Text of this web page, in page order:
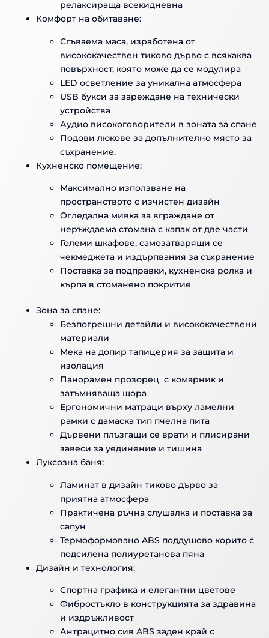
релаксираща всекидневна
Комфорт на обитаване:
Сгъваема маса, изработена от
висококачествен тиково дърво с всякаква
повърхност, която може да се модулира
LED осветление за уникална атмосфера
USB букси за зареждане на технически
устройства
Аудио високоговорители в зоната за спане
Подови люкове за допълнително място за
съхранение.
Кухненско помещение:
Максимално използване на
пространството с изчистен дизайн
Огледална мивка за вграждане от
неръждаема стомана с капак от две части
Големи шкафове, самозатварящи се
чекмеджета и издърпвания за съхранение
Поставка за подправки, кухненска ролка и
кърпа в стоманено покритие
Зона за спане:
Безпогрешни детайли и висококачествени
материали
Мека на допир тапицерия за защита и
изолация
Панорамен прозорец с комарник и
затъмняваща щора
Ергономични матраци върху ламелни
рамки с дамаска тип пчелна пита
Дървени плъзгащи се врати и плисирани
завеси за уединение и тишина
Луксозна баня:
Ламинат в дизайн тиково дърво за
приятна атмосфера
Практичена ръчна слушалка и поставка за
сапун
Термоформовано ABS поддушово корито с
подсилена полиуретанова пяна
Дизайн и технология:
Спортна графика и елегантни цветове
Фибростъкло в конструкцията за здравина
и издръжливост
Антрацитно сив ABS заден край с